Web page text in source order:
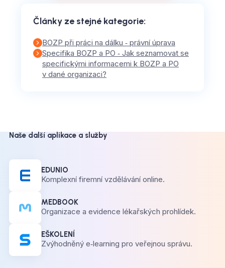
Články ze stejné kategorie:
BOZP při práci na dálku ‑ právní úprava
Specifika BOZP a PO ‑ Jak seznamovat se
specifickými informacemi k BOZP a PO
v dané organizaci?
Naše další aplikace a služby
EDUNIO
Komplexní firemní vzdělávání online.
MEDBOOK
Organizace a evidence lékařských prohlídek.
EŠKOLENÍ
Zvýhodněný e‑learning pro veřejnou správu.